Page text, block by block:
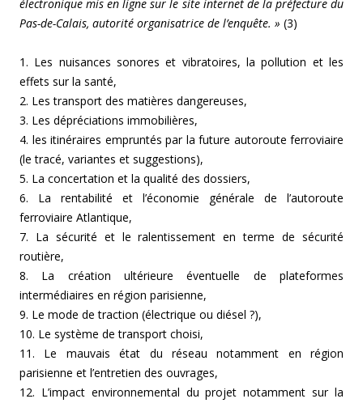
électronique mis en ligne sur le site internet de la préfecture du
Pas-de-Calais, autorité organisatrice de l’enquête. » (3)
1. Les nuisances sonores et vibratoires, la pollution et les
effets sur la santé,
2. Les transport des matières dangereuses,
3. Les dépréciations immobilières,
4. les itinéraires empruntés par la future autoroute ferroviaire
(le tracé, variantes et suggestions),
5. La concertation et la qualité des dossiers,
6. La rentabilité et l’économie générale de l’autoroute
ferroviaire Atlantique,
7. La sécurité et le ralentissement en terme de sécurité
routière,
8. La création ultérieure éventuelle de plateformes
intermédiaires en région parisienne,
9. Le mode de traction (électrique ou diésel ?),
10. Le système de transport choisi,
11. Le mauvais état du réseau notamment en région
parisienne et l’entretien des ouvrages,
12. L’impact environnemental du projet notamment sur la